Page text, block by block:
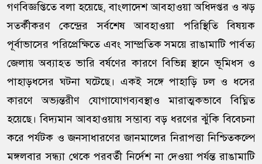
গণবিজ্ঞপ্তিতে বলা হয়েছে, বাংলাদেশ আবহাওয়া অধিদপ্তর ও ঝড়
সতর্কীকরণ কেন্দ্রের সর্বশেষ আবহাওয়া পরিস্থিতি বিষয়ক
পূর্বাভাসের পরিপ্রেক্ষিতে এবং সাম্প্রতিক সময়ে রাঙামাটি পার্বত্য
জেলায় অব্যাহত ভারি বর্ষণের কারণে বিভিন্ন স্থানে ভূমিধস ও
পাহাড়ধসের ঘটনা ঘটেছে। একই সঙ্গে পাহাড়ি ঢল ও ধসের
কারণে অভ্যন্তরীণ যোগাযোগব্যবস্থাও মারাত্মকভাবে বিঘ্নিত
হয়েছে। বিদ্যমান আবহাওয়ায় সম্ভাব্য বড় ধরণের ঝুঁকি বিবেচনা
করে পর্যটক ও জনসাধারণের জানমালের নিরাপত্তা নিশ্চিতকল্পে
মঙ্গলবার সন্ধ্যা থেকে পরবর্তী নির্দেশ না দেওয়া পর্যন্ত রাঙামাটি